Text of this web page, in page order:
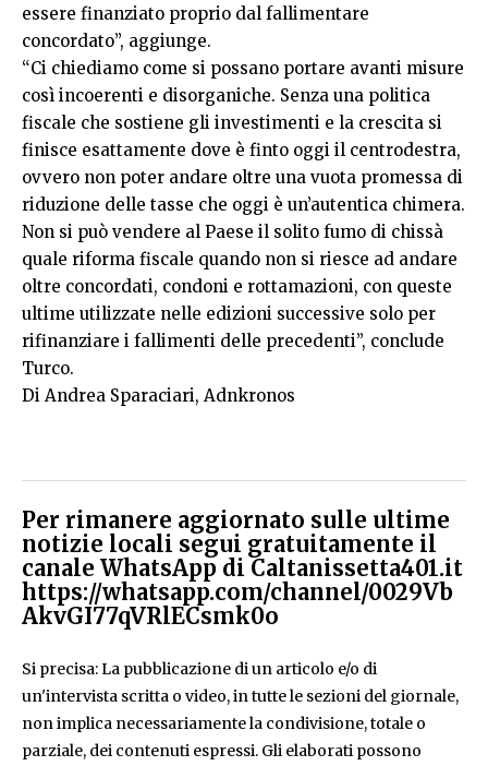
essere finanziato proprio dal fallimentare
concordato”, aggiunge.
“Ci chiediamo come si possano portare avanti misure
così incoerenti e disorganiche. Senza una politica
fiscale che sostiene gli investimenti e la crescita si
finisce esattamente dove è finto oggi il centrodestra,
ovvero non poter andare oltre una vuota promessa di
riduzione delle tasse che oggi è un’autentica chimera.
Non si può vendere al Paese il solito fumo di chissà
quale riforma fiscale quando non si riesce ad andare
oltre concordati, condoni e rottamazioni, con queste
ultime utilizzate nelle edizioni successive solo per
rifinanziare i fallimenti delle precedenti”, conclude
Turco.
Di Andrea Sparaciari, Adnkronos
Per rimanere aggiornato sulle ultime
notizie locali segui gratuitamente il
canale WhatsApp di Caltanissetta401.it
https://whatsapp.com/channel/0029Vb
AkvGI77qVRlECsmk0o
Si precisa: La pubblicazione di un articolo e/o di
un'intervista scritta o video, in tutte le sezioni del giornale,
non implica necessariamente la condivisione, totale o
parziale, dei contenuti espressi. Gli elaborati possono